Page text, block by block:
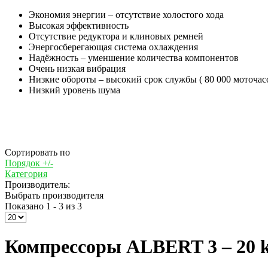
Экономия энергии – отсутствие холостого хода
Высокая эффективность
Отсутствие редуктора и клиновых ремней
Энергосберегающая система охлаждения
Надёжность – уменшение количества компонентов
Очень низкая вибрация
Низкие обороты – высокий срок службы ( 80 000
Низкий уровень шума
Сортировать по
Порядок +/-
Категория
Производитель:
Выбрать производителя
Показано 1 - 3 из 3
Компрессоры ALBERT 3 – 20